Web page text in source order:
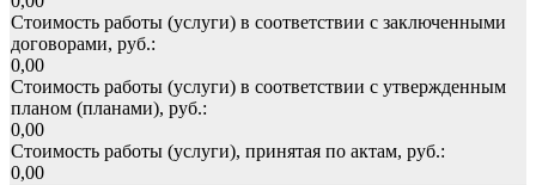
Стоимость работы (услуги) в соответствии с заключенными
договорами, руб.:
0,00
Стоимость работы (услуги) в соответствии с утвержденным
планом (планами), руб.:
0,00
Стоимость работы (услуги), принятая по актам, руб.:
0,00